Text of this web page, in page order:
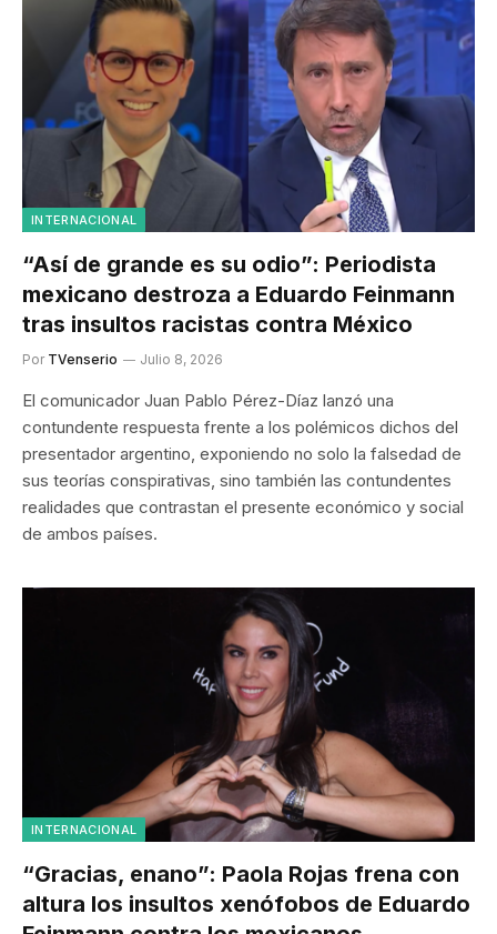
INTERNACIONAL
“Así de grande es su odio”: Periodista
mexicano destroza a Eduardo Feinmann
tras insultos racistas contra México
Por TVenserio Julio 8, 2026
El comunicador Juan Pablo Pérez-Díaz lanzó una
contundente respuesta frente a los polémicos dichos del
presentador argentino, exponiendo no solo la falsedad de
sus teorías conspirativas, sino también las contundentes
realidades que contrastan el presente económico y social
de ambos países.
INTERNACIONAL
“Gracias, enano”: Paola Rojas frena con
altura los insultos xenófobos de Eduardo